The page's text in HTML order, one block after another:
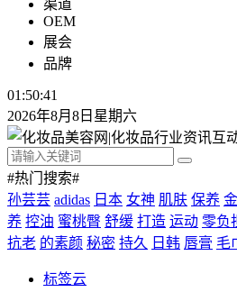
渠道
OEM
展会
品牌
01:50:41
2026年8月8日星期六
#热门搜索#
孙芸芸 adidas 日本 女神 肌肤 保养
养 控油 蜜桃臀 舒缓 打造 运动 零负
抗老 的素颜 秘密 持久 日韩 唇膏 毛
标签云